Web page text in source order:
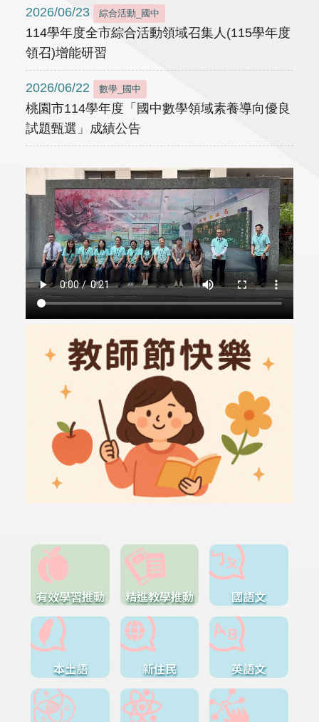
2026/06/23 綜合活動_國中
114學年度全市綜合活動領域召集人(115學年度
領召)增能研習
2026/06/22 數學_國中
桃園市114學年度「國中數學領域素養導向優良
試題甄選」成績公告
有效學習推動 精進教學推動 國語文
本土語 新住民 英語文